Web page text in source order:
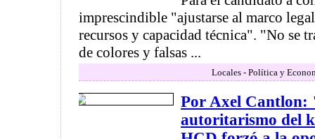
imprescindible "ajustarse al marco
recursos y capacidad técnica". "No se
de colores y falsas ...
Locales - Política y
Por Axel Cantlon:
autoritarismo del